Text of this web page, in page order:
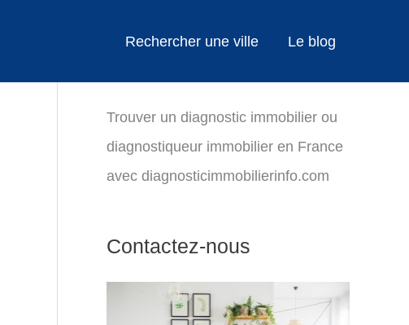
Rechercher une ville Le blog
Trouver un diagnostic immobilier ou
diagnostiqueur immobilier en France
avec diagnosticimmobilierinfo.com
Contactez-nous